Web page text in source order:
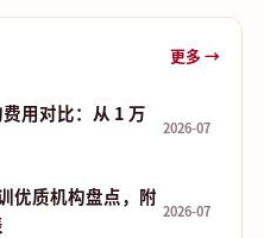
更多 →
用对比：从 1 万
2026-07
优质机构盘点，附
2026-07